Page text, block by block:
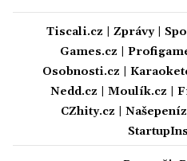
Tiscali.cz Zprávy|
Games.cz
Osobnosti.cz
Nedd.cz
Moulík.cz
CZhity.cz